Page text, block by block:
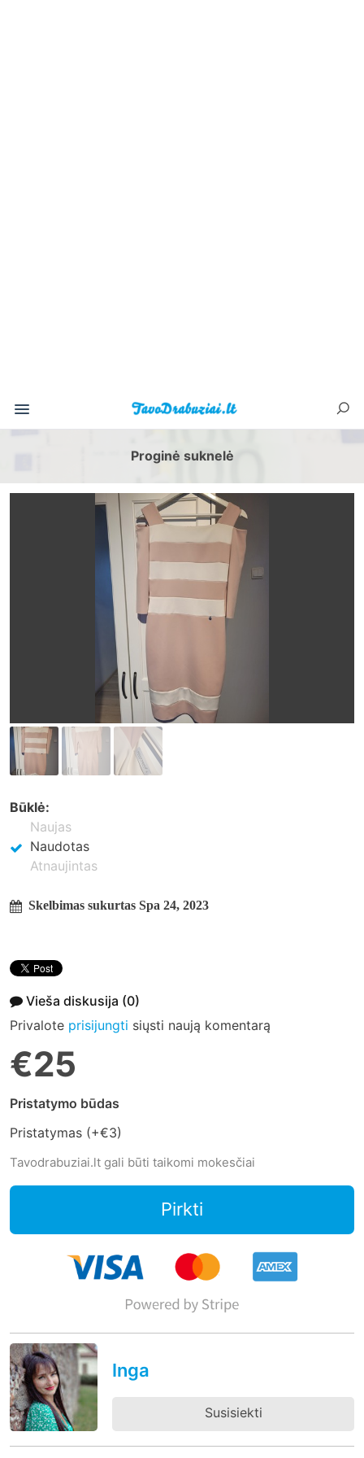
Proginė suknelė
Būklė:
Naujas
Naudotas
Atnaujintas
Skelbimas sukurtas Spa 24, 2023
Vieša diskusija (0)
Privalote prisijungti siųsti naują komentarą
€25
Pristatymo būdas
Pristatymas (+€3)
Tavodrabuziai.lt gali būti taikomi mokesčiai
Pirkti
Inga
Susisiekti